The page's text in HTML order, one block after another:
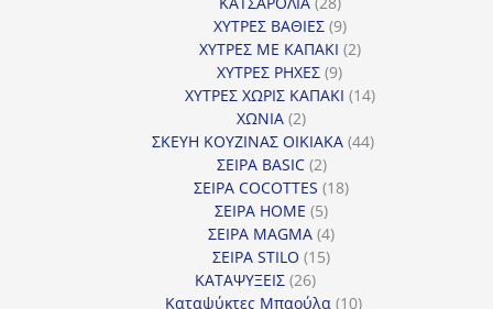
προϊόντα
ΧΥΤΡΕΣ ΒΑΘΙΕΣ 99
προϊόντα
ΧΥΤΡΕΣ ΜΕ ΚΑΠΑΚΙ 22
ΧΥΤΡΕΣ ΡΗΧΕΣ 99
προϊόντα
ΧΥΤΡΕΣ ΧΩΡΙΣ ΚΑΠΑΚΙ 1414
ΧΩΝΙΑ 22
προϊόντα
ΣΚΕΥΗ ΚΟΥΖΙΝΑΣ ΟΙΚΙΑΚΑ 4444
ΣΕΙΡΑ BASIC 22
προϊόντα
ΣΕΙΡΑ COCOTTES 1818
ΣΕΙΡΑ HOME 55
προϊόντα
ΣΕΙΡΑ MAGMA 44
προϊόντα
ΣΕΙΡΑ STILO 1515
ΚΑΤΑΨΥΞΕΙΣ 2626
προϊόντα
Καταψύκτες Μπαούλα 1010